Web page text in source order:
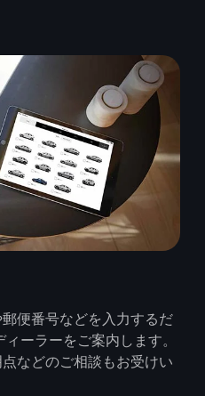
便番号などを入力するだ
ーラーをご案内します。
などのご相談もお受けい